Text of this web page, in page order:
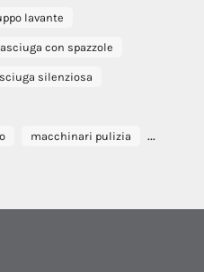
lavante
con spazzole
silenziosa
macchinari pulizia ...